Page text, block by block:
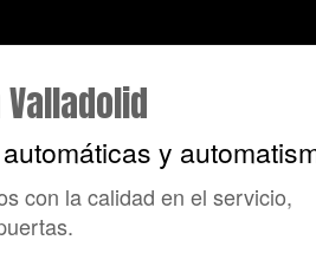
y
con la calidad en el servicio,